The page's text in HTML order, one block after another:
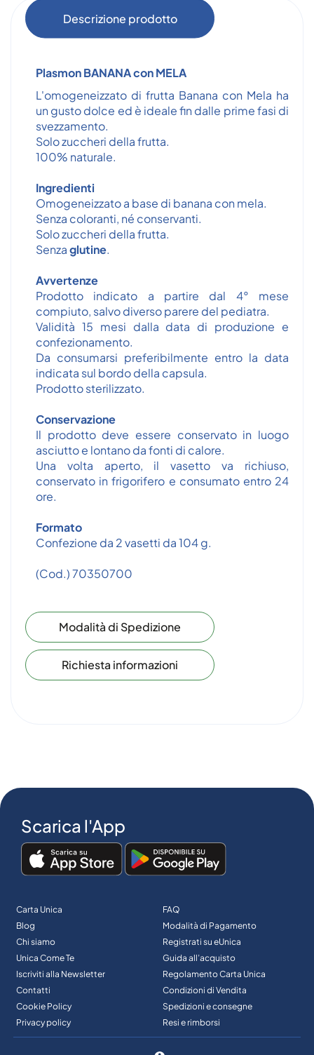
Descrizione prodotto
Plasmon BANANA con MELA
L'omogeneizzato di frutta Banana con Mela ha
un gusto dolce ed è ideale fin dalle prime fasi di
svezzamento.
Solo zuccheri della frutta.
100% naturale.
Ingredienti
Omogeneizzato a base di banana con mela.
Senza coloranti, né conservanti.
Solo zuccheri della frutta.
Senzaglutine.
Avvertenze
Prodotto indicato a partire dal 4° mese
compiuto, salvo diverso parere del pediatra.
Validità 15 mesi dalla data di produzione e
confezionamento.
Da consumarsi preferibilmente entro la data
indicata sul bordo della capsula.
Prodotto sterilizzato.
Conservazione
Il prodotto deve essere conservato in luogo
asciutto e lontano da fonti di calore.
Una volta aperto, il vasetto va richiuso,
conservato in frigorifero e consumato entro 24
ore.
Formato
Confezione da 2 vasetti da 104 g.
(Cod.) 70350700
Modalità di Spedizione
Richiesta informazioni
Scarica l'App
Carta Unica
Blog
Chi siamo
Unica Come Te
Iscriviti alla Newsletter
Contatti
Cookie Policy
Privacy policy
FAQ
Modalità di Pagamento
Registrati su eUnica
Guida all’acquisto
Regolamento Carta Unica
Condizioni di Vendita
Spedizioni e consegne
Resi e rimborsi